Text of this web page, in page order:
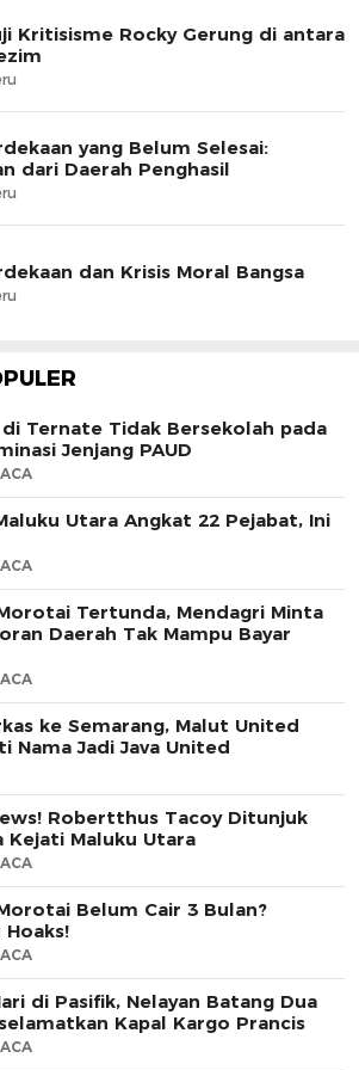
Kritisisme Rocky Gerung di antara
yang Belum Selesai:
dari Daerah Penghasil
dan Krisis Moral Bangsa
di Ternate Tidak Bersekolah pada
Jenjang PAUD
Utara Angkat 22 Pejabat, Ini
Tertunda, Mendagri Minta
Daerah Tak Mampu Bayar
ke Semarang, Malut United
Nama Jadi Java United
Robertthus Tacoy Ditunjuk
Kejati Maluku Utara
Belum Cair 3 Bulan?
di Pasifik, Nelayan Batang Dua
Kapal Kargo Prancis